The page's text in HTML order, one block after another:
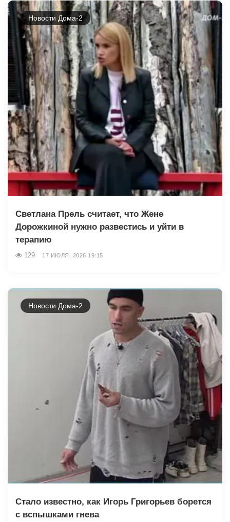
Новости Дома-2
Светлана Прель считает, что Жене
Дорожкиной нужно развестись и уйти в
терапию
129 17 ИЮЛЯ, 2026 19:15
Новости Дома-2
Стало известно, как Игорь Григорьев борется
с вспышками гнева